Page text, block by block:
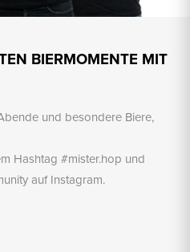
BIERMOMENTE MIT
und besondere Biere,
Hashtag #mister.hop und
auf Instagram.